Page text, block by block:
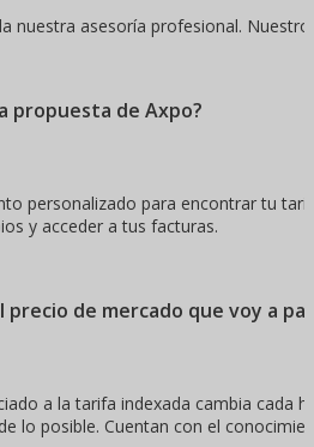
nuestra asesoría profesional.
propuesta de Axpo?
personalizado para encontrar tu
y acceder a tus facturas.
precio de mercado que voy a
a la tarifa indexada cambia cada
lo posible. Cuentan con el